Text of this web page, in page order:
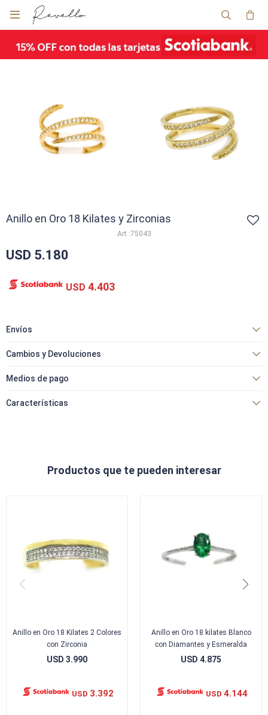

Anillo en Oro 18 Kilates y Zirconias
75043
USD 5.180
USD 4.403
Envíos
Cambios y Devoluciones
Medios de pago
Características
Productos que te pueden interesar
Anillo en Oro 18 Kilates 2 Colores
con Zirconia
USD 3.990
USD 3.392
Anillo en Oro 18 kilates Blanco
con Diamantes y Esmeralda
USD 4.875
USD 4.144